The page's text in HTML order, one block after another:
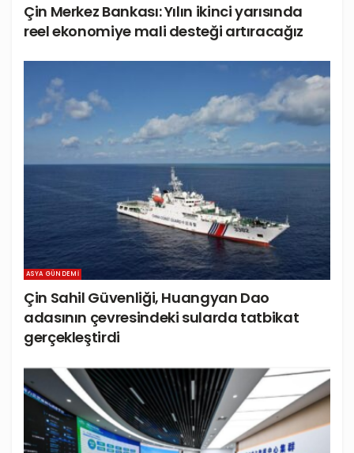
Çin Merkez Bankası: Yılın ikinci yarısında
reel ekonomiye mali desteği artıracağız
ASYA GÜNDEMI
Çin Sahil Güvenliği, Huangyan Dao
adasının çevresindeki sularda tatbikat
gerçekleştirdi